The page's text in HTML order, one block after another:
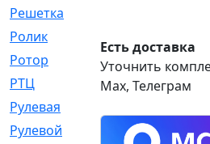
Решетка
Ролик
Ротор
[2]
РТЦ
[475]
Рулевая
Рулевой
[585]
Есть доставка
Уточнить
Max, Телеграм